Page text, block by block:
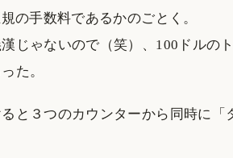
の手数料であるかのごとく。
じゃないので（笑）、100ドルの
た。
と３つのカウンターから同時に「